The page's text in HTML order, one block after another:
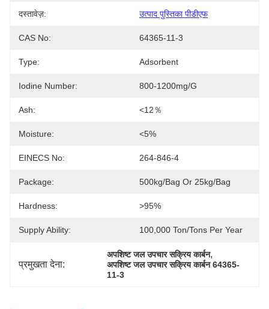
दस्तावेज़: उत्पाद पुस्तिका पीडीएफ
CAS No: 64365-11-3
Type: Adsorbent
Iodine Number: 800-1200mg/g
Ash: <12％
Moisture: <5%
EINECS No: 264-846-4
Package: 500kg/bag Or 25kg/bag
Hardness: >95%
Supply Ability: 100,000 Ton/Tons Per Year
प्रमुखता देना:
अपशिष्ट जल उपचार सक्रिय कार्बन,
अपशिष्ट जल उपचार सक्रिय कार्बन 64365-
11-3